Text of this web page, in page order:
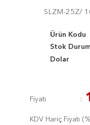
SLZM-25Z/
Ürün Kodu
Stok
Dolar
Fiyatı
KDV Hariç Fiyatı (